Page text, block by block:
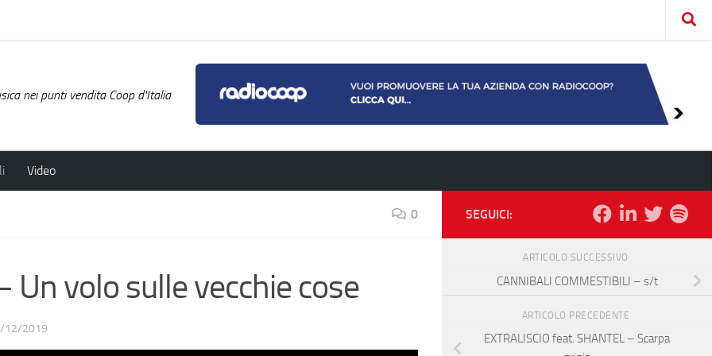
nei punti vendita Coop d'Italia
Video
0
Un volo sulle vecchie cose
12/2019
SEGUICI:
ARTICOLO SUCCESSIVO
CANNIBALI COMMESTIBILI – s/t
ARTICOLO PRECEDENTE
EXTRALISCIO feat. SHANTEL – Scarpa